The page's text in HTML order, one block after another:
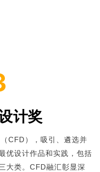
计奖
CFD），吸引、遴选并
优设计作品和实践，包括
大类。CFD融汇彰显深